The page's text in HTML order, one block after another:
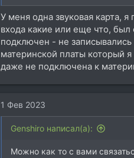
У меня одна звуковая карта,
входа какие или еще что,
подключен - не
материнской платы который
даже не подключена к
1 Фев 2023
Genshiro написал(а):
Можно как то с вами